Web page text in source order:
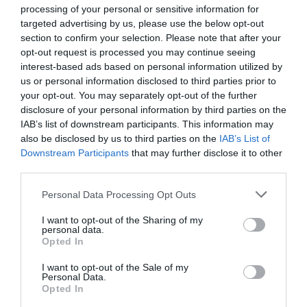
processing of your personal or sensitive information for
targeted advertising by us, please use the below opt-out
section to confirm your selection. Please note that after your
opt-out request is processed you may continue seeing
interest-based ads based on personal information utilized by
us or personal information disclosed to third parties prior to
your opt-out. You may separately opt-out of the further
disclosure of your personal information by third parties on the
IAB’s list of downstream participants. This information may
also be disclosed by us to third parties on the IAB’s List of
Downstream Participants that may further disclose it to other
Please note that this website/app uses one or more Google
not limited to your visit or usage behaviour. You may click to
grant or deny consent to Google and its third-party tags to
use your data for below specified purposes in below Google
consent section.
Personal Data Processing Opt Outs
I want to opt-out of the Sharing of my
personal data.
Opted In
I want to opt-out of the Sale of my
Personal Data.
Opted In
pitch and target the Sparta Prague
fans. Pyro was fired the away section.
Absolute chaos. Game abandoned. 😳
pic.twitter.com/UYEsMc2A1F— Ultras
Clips (@ultras_clips)May 9, 2026
futbols līdzjutēji
CITS NO ŠĪS TĒMAS
RFS cieš zaudējumu Čehijā – mājup ar